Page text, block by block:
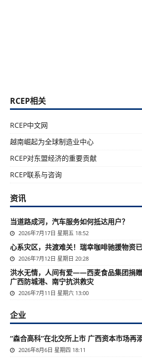
RCEP相关
RCEP中文网
越南崛起为全球制造业中心
RCEP对东盟经济的重要贡献
RCEP联系与咨询
资讯
当道路成河，汽车服务如何抵达用户？
2026年7月17日 星期五 18:52
心系灾区，共渡难关！瑞幸咖啡驰援物资
2026年7月12日 星期日 20:28
洪水无情，人间有爱——西麦食品集团捐
广西防城港、南宁抗洪救灾
2026年7月11日 星期六 13:00
企业
“森合高科”在北交所上市 广西资本市场再
2026年8月6日 星期四 18:11